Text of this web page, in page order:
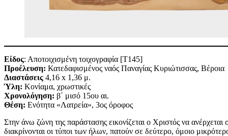
Είδος: Αποτοιχισμένη τοιχογραφία [Τ145]
Προέλευση: Κατεδαφισμένος ναός Παναγίας Κυριώτισσας, Βέροια
Διαστάσεις 4,16 x 1,36 μ.
Ύλη: Κονίαμα, χρωστικές
Χρονολόγηση: β΄ μισό 15ου αι.
Θέση: Ενότητα «Λατρεία», 3ος όροφος
Στην άνω ζώνη της παράστασης εικονίζεται ο Χριστός να
διακρίνονται οι τύποι των ήλων, πατούν σε δεύτερο, όμοιο